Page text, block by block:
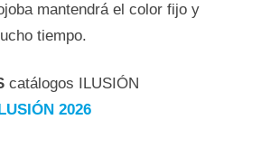
mantendrá el color fijo y
tiempo.
catálogos ILUSIÓN
2026